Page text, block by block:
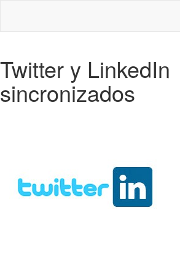
Twitter y LinkedIn
sincronizados